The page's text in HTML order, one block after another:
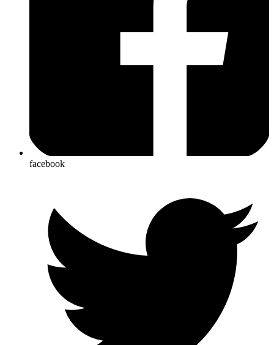
facebook